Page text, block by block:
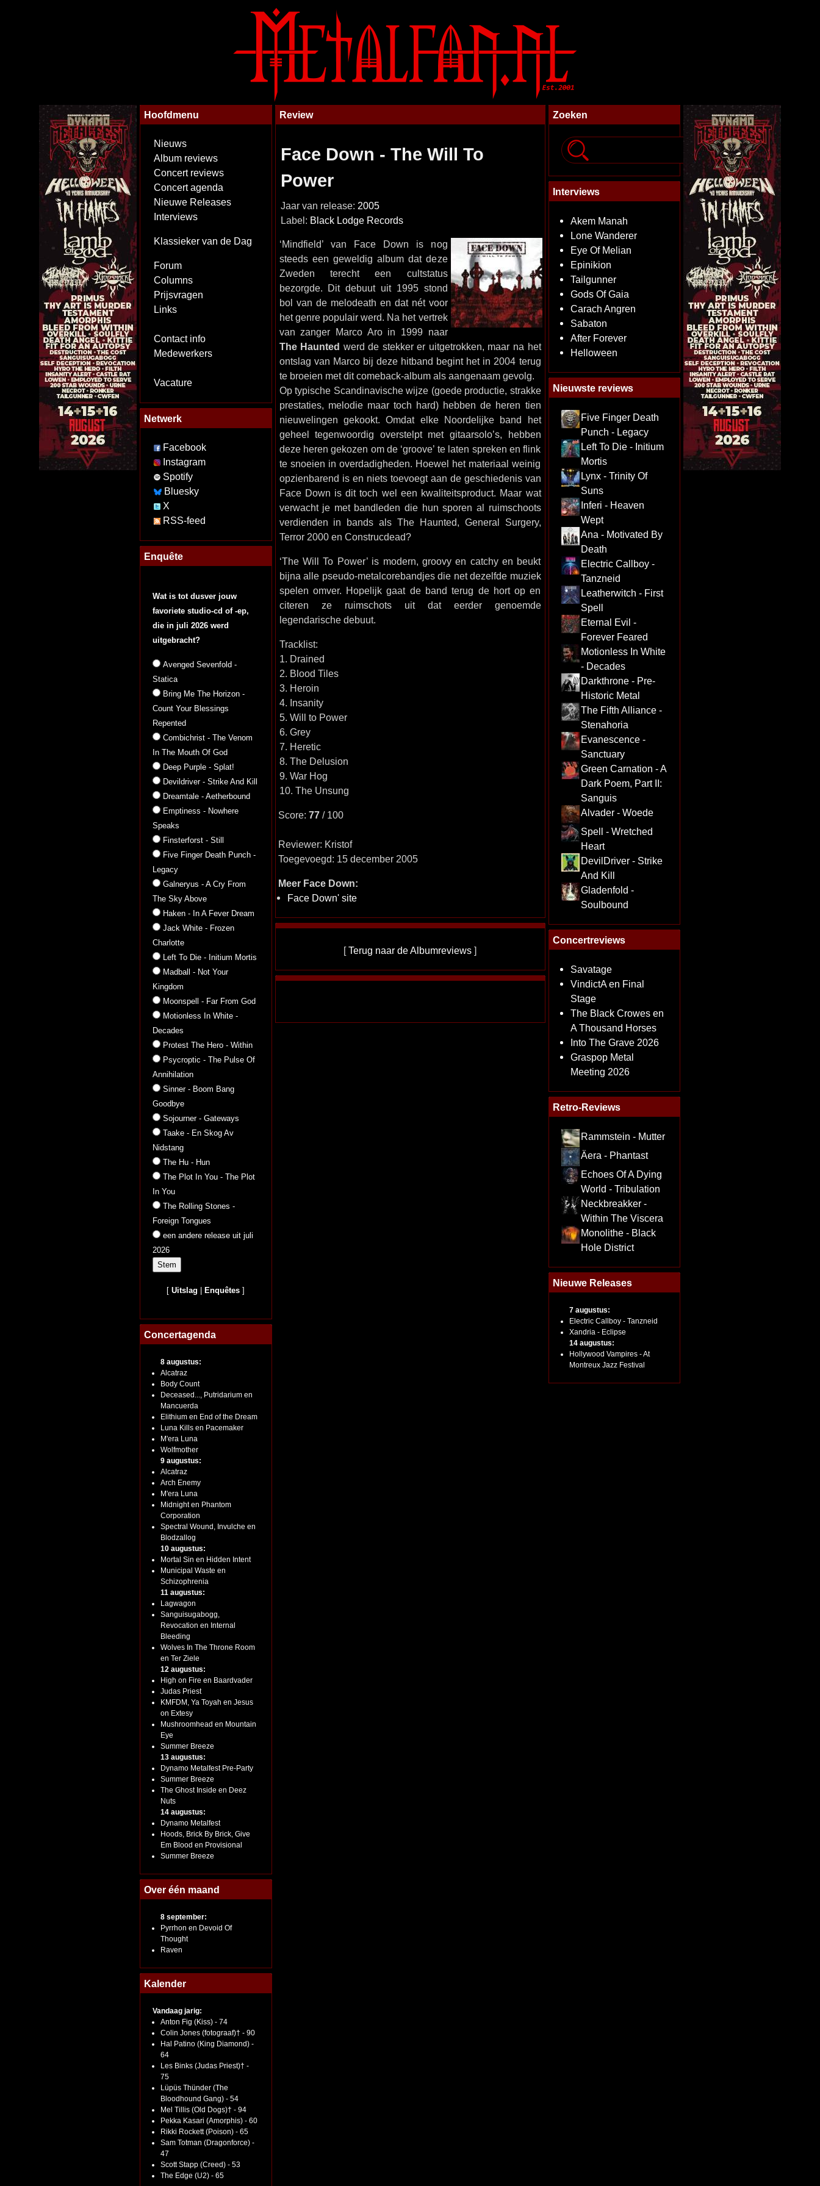
Hoofdmenu
Nieuws
Album reviews
Concert reviews
Concert agenda
Nieuwe Releases
Interviews
Klassieker van de Dag
Forum
Columns
Prijsvragen
Links
Contact info
Medewerkers
Vacature
Netwerk
Facebook
Instagram
Spotify
Bluesky
X
RSS-feed
Enquête
Wat is tot dusver jouw
favoriete studio-cd of -ep,
die in juli 2026 werd
uitgebracht?
Avenged Sevenfold -
Statica
Bring Me The Horizon -
Count Your Blessings
Repented
Combichrist - The Venom
In The Mouth Of God
Deep Purple - Splat!
Devildriver - Strike And Kill
Dreamtale - Aetherbound
Emptiness - Nowhere
Speaks
Finsterforst - Still
Five Finger Death Punch -
Legacy
Galneryus - A Cry From
The Sky Above
Haken - In A Fever Dream
Jack White - Frozen
Charlotte
Left To Die - Initium Mortis
Madball - Not Your
Kingdom
Moonspell - Far From God
Motionless In White -
Decades
Protest The Hero - Within
Psycroptic - The Pulse Of
Annihilation
Sinner - Boom Bang
Goodbye
Sojourner - Gateways
Taake - En Skog Av
Nidstang
The Hu - Hun
The Plot In You - The Plot
In You
The Rolling Stones -
Foreign Tongues
een andere release uit juli
2026
[Uitslag Enquêtes ]
Concertagenda
8 augustus:
Alcatraz
Body Count
Deceased..., Putridarium en
Mancuerda
Elithium en End of the Dream
Luna Kills en Pacemaker
M'era Luna
Wolfmother
9 augustus:
Alcatraz
Arch Enemy
M'era Luna
Midnight en Phantom
Corporation
Spectral Wound, Invulche en
Blodzallog
10 augustus:
Mortal Sin en Hidden Intent
Municipal Waste en
Schizophrenia
11 augustus:
Lagwagon
Sanguisugabogg,
Revocation en Internal
Bleeding
Wolves In The Throne Room
en Ter Ziele
12 augustus:
High on Fire en Baardvader
Judas Priest
KMFDM, Ya Toyah en Jesus
on Extesy
Mushroomhead en Mountain
Eye
Summer Breeze
13 augustus:
Dynamo Metalfest Pre-Party
Summer Breeze
The Ghost Inside en Deez
Nuts
14 augustus:
Dynamo Metalfest
Hoods, Brick By Brick, Give
Em Blood en Provisional
Summer Breeze
Over één maand
8 september:
Pyrrhon en Devoid Of
Thought
Raven
Kalender
Vandaag jarig:
Anton Fig (Kiss) - 74
Colin Jones (fotograaf)† - 90
Hal Patino (King Diamond) -
64
Les Binks (Judas Priest)† -
75
Lüpüs Thünder (The
Bloodhound Gang) - 54
Mel Tillis (Old Dogs)† - 94
Pekka Kasari (Amorphis) - 60
Rikki Rockett (Poison) - 65
Sam Totman (Dragonforce) -
47
Scott Stapp (Creed) - 53
The Edge (U2) - 65
Review
Face Down - The Will To
Power
Jaar van release: 2005
Label: Black Lodge Records
‘Mindfield’ van Face Down is nog
steeds een geweldig album dat deze
Zweden terecht een cultstatus
bezorgde. Dit debuut uit 1995 stond
bol van de melodeath en dat nét voor
het genre populair werd. Na het vertrek
van zanger Marco Aro in 1999 naar
The Haunted werd de stekker er uitgetrokken, maar na het
ontslag van Marco bij deze hitband begint het in 2004 terug
te broeien met dit comeback-album als aangenaam gevolg.
Op typische Scandinavische wijze (goede productie, strakke
prestaties, melodie maar toch hard) hebben de heren tien
nieuwelingen gekookt. Omdat elke Noordelijke band het
geheel tegenwoordig overstelpt met gitaarsolo’s, hebben
deze heren gekozen om de ‘groove’ te laten spreken en flink
te snoeien in overdadigheden. Hoewel het materiaal weinig
opzienbarend is en niets toevoegt aan de geschiedenis van
Face Down is dit toch wel een kwaliteitsproduct. Maar wat
verwacht je met bandleden die hun sporen al ruimschoots
verdienden in bands als The Haunted, General Surgery,
Terror 2000 en Construcdead?
‘The Will To Power’ is modern, groovy en catchy en beukt
bijna alle pseudo-metalcorebandjes die net dezelfde muziek
spelen omver. Hopelijk gaat de band terug de hort op en
citeren ze ruimschots uit dat eerder genoemde
legendarische debuut.
Tracklist:
1. Drained
2. Blood Tiles
3. Heroin
4. Insanity
5. Will to Power
6. Grey
7. Heretic
8. The Delusion
9. War Hog
10. The Unsung
Score: 77/ 100
Reviewer: Kristof
Toegevoegd: 15 december 2005
Meer Face Down:
Face Down' site
[Terug naar de Albumreviews ]
Zoeken
Interviews
Akem Manah
Lone Wanderer
Eye Of Melian
Epinikion
Tailgunner
Gods Of Gaia
Carach Angren
Sabaton
After Forever
Helloween
Nieuwste reviews
Five Finger Death
Punch - Legacy
Left To Die - Initium
Mortis
Lynx - Trinity Of
Suns
Inferi - Heaven
Wept
Ana - Motivated By
Death
Electric Callboy -
Tanzneid
Leatherwitch - First
Spell
Eternal Evil -
Forever Feared
Motionless In White
- Decades
Darkthrone - Pre-
Historic Metal
The Fifth Alliance -
Stenahoria
Evanescence -
Sanctuary
Green Carnation - A
Dark Poem, Part II:
Sanguis
Alvader - Woede
Spell - Wretched
Heart
DevilDriver - Strike
And Kill
Gladenfold -
Soulbound
Concertreviews
Savatage
VindictA en Final
Stage
The Black Crowes en
A Thousand Horses
Into The Grave 2026
Graspop Metal
Meeting 2026
Retro-Reviews
Rammstein - Mutter
Äera - Phantast
Echoes Of A Dying
World - Tribulation
Neckbreakker -
Within The Viscera
Monolithe - Black
Hole District
Nieuwe Releases
7 augustus:
Electric Callboy - Tanzneid
Xandria - Eclipse
14 augustus:
Hollywood Vampires - At
Montreux Jazz Festival